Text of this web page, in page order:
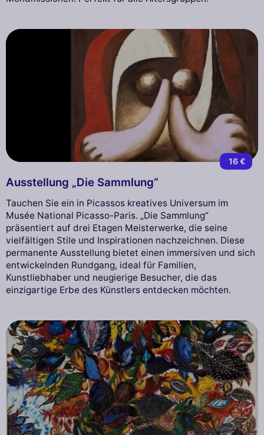
16 €
Ausstellung „Die Sammlung“
Tauchen Sie ein in Picassos kreatives Universum im
Musée National Picasso-Paris. „Die Sammlung“
präsentiert auf drei Etagen Meisterwerke, die seine
vielfältigen Stile und Inspirationen nachzeichnen. Diese
permanente Ausstellung bietet einen immersiven und sich
entwickelnden Rundgang, ideal für Familien,
Kunstliebhaber und neugierige Besucher, die das
einzigartige Erbe des Künstlers entdecken möchten.